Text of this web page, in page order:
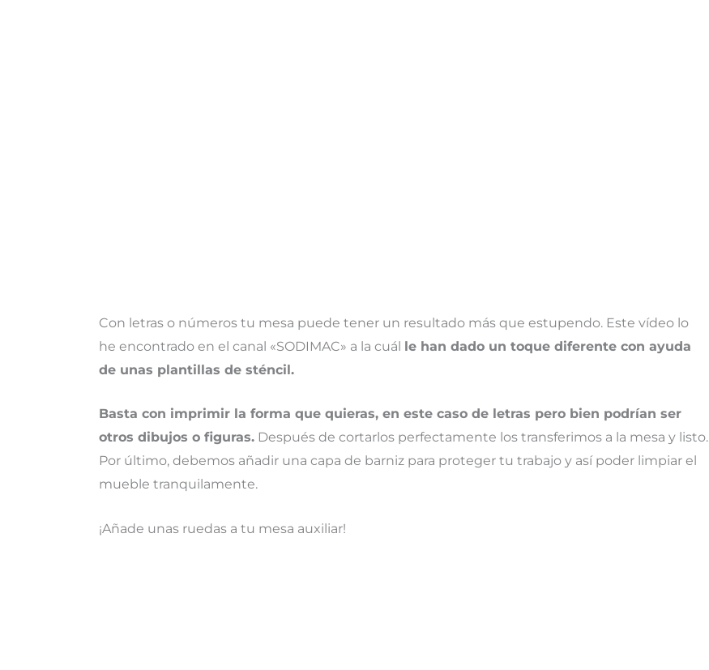
Con letras o números tu mesa puede tener un resultado más que estupendo. Este vídeo lo
he encontrado en el canal «SODIMAC» a la cuál le han dado un toque diferente con ayuda
de unas plantillas de sténcil.
Basta con imprimir la forma que quieras, en este caso de letras pero bien podrían ser
otros dibujos o figuras. Después de cortarlos perfectamente los transferimos a la mesa y listo.
Por último, debemos añadir una capa de barniz para proteger tu trabajo y así poder limpiar el
mueble tranquilamente.
¡Añade unas ruedas a tu mesa auxiliar!